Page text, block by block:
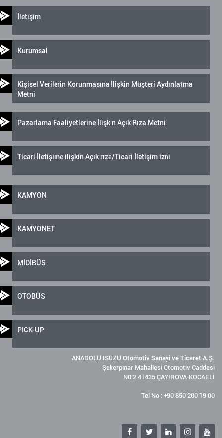
İletişim
Kurumsal
Kişisel Verilerin Korunmasına İlişkin Müşteri Aydınlatma
Metni
Pazarlama Faaliyetlerine İlişkin Açık Rıza Metni
Ticari İletişime ilişkin Açık rıza/Ticari İletişim izni
KAMYON
KAMYONET
MİDİBÜS
OTOBÜS
PICK-UP
ANADOLU ISUZU Otomotiv Sanayi ve Ticaret A.Ş.
Şekerpınar Mahallesi Otomotiv Caddesi
N0:2 41435 ÇAYIROVA-KOCAELİ
Tel No : +90 850 200 19 00